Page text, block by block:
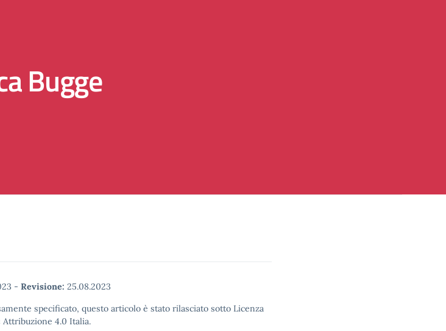
Bugge
- Revisione: 25.08.2023
specificato, questo articolo è stato rilasciato sotto Licenza
4.0 Italia.